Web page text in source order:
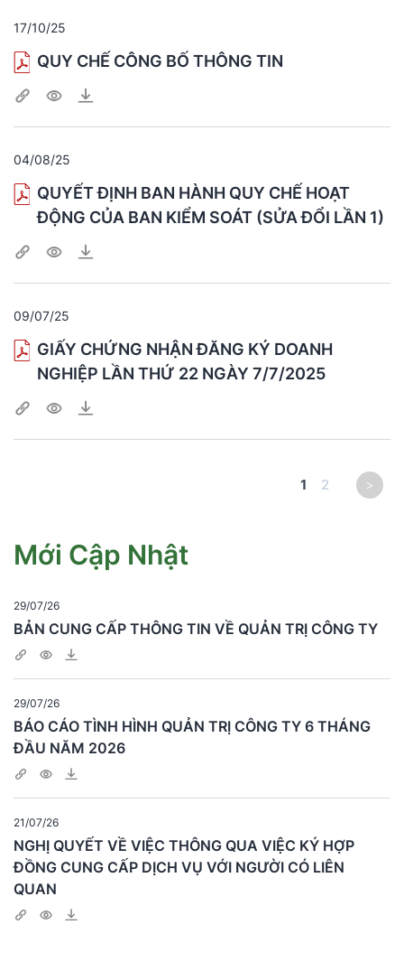
17/10/25
QUY CHẾ CÔNG BỐ THÔNG TIN
04/08/25
QUYẾT ĐỊNH BAN HÀNH QUY CHẾ HOẠT
ĐỘNG CỦA BAN KIỂM SOÁT (SỬA ĐỔI LẦN 1)
09/07/25
GIẤY CHỨNG NHẬN ĐĂNG KÝ DOANH
NGHIỆP LẦN THỨ 22 NGÀY 7/7/2025
1 2 >
Mới Cập Nhật
29/07/26
BẢN CUNG CẤP THÔNG TIN VỀ QUẢN TRỊ CÔNG TY
29/07/26
BÁO CÁO TÌNH HÌNH QUẢN TRỊ CÔNG TY 6 THÁNG
ĐẦU NĂM 2026
21/07/26
NGHỊ QUYẾT VỀ VIỆC THÔNG QUA VIỆC KÝ HỢP
ĐỒNG CUNG CẤP DỊCH VỤ VỚI NGƯỜI CÓ LIÊN
QUAN